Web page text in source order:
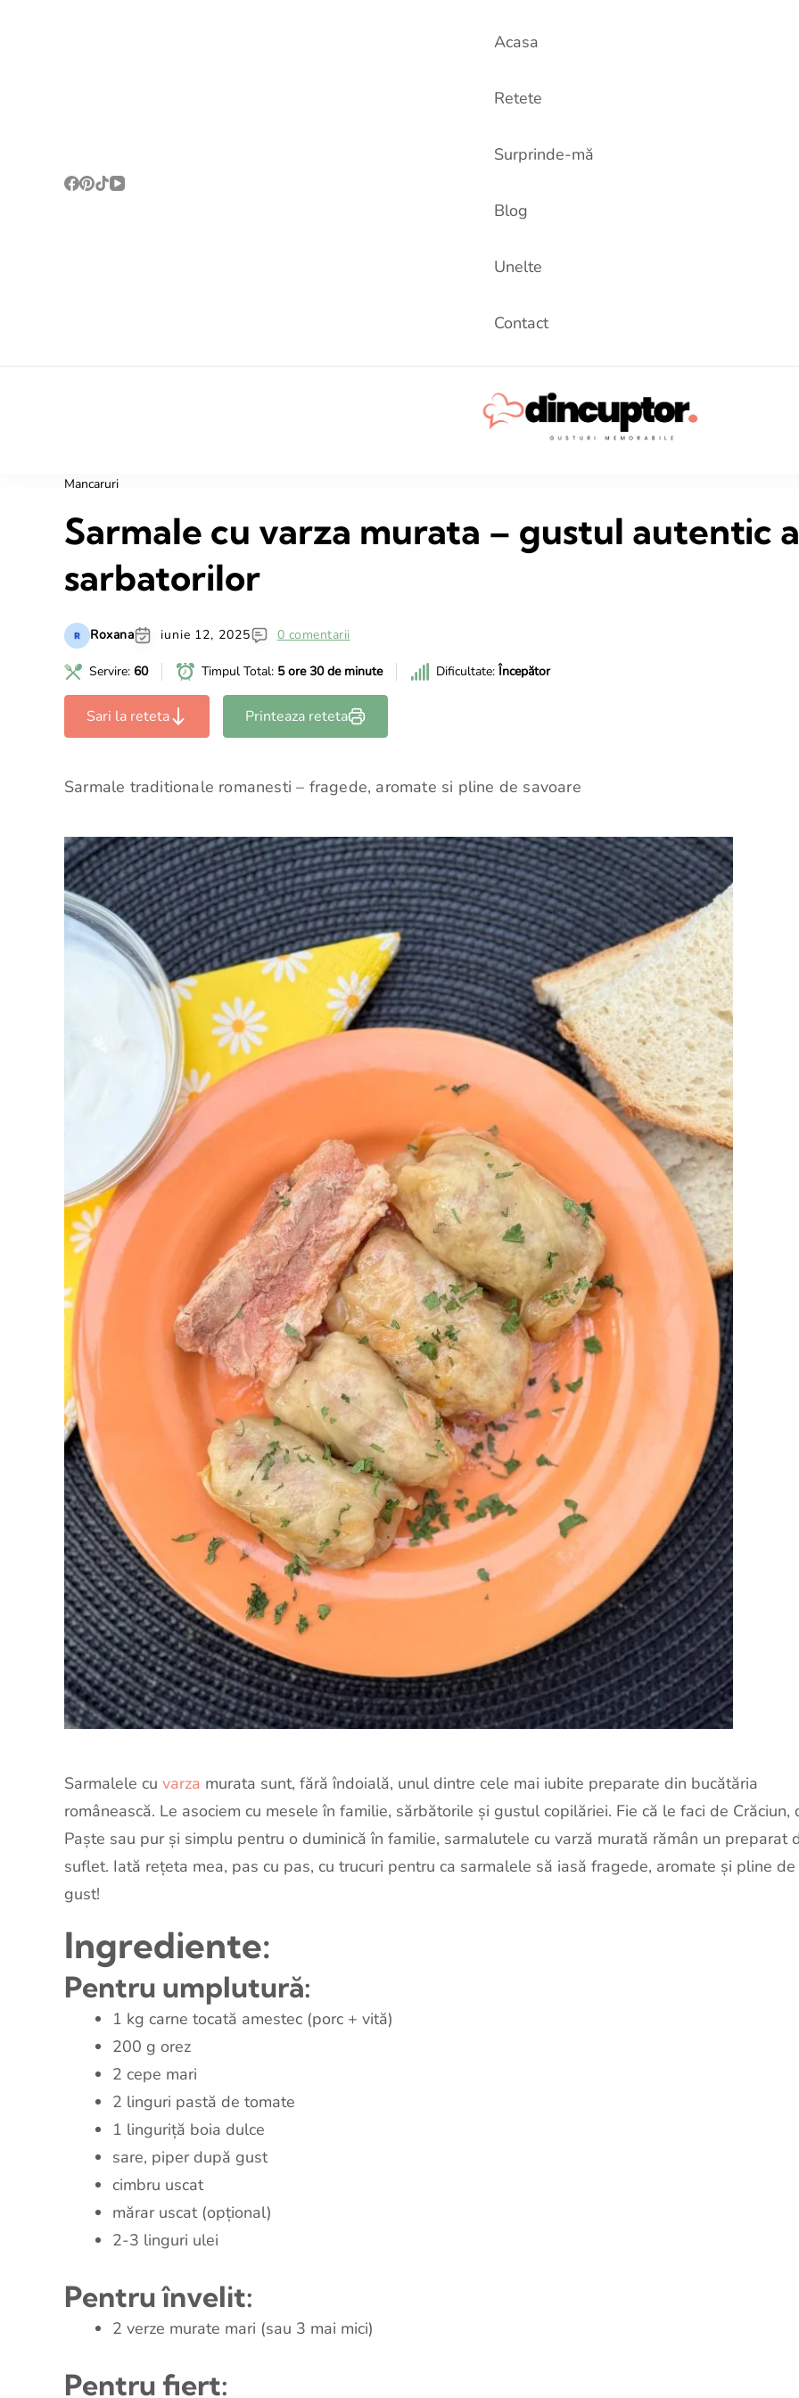
Acasa
Retete
Surprinde-mă
Blog
Unelte
Contact
Mancaruri
Sarmale cu varza murata – gustul autentic
sarbatorilor
Roxana iunie 12, 2025 0 comentarii
Servire: 60 Timpul Total: 5 ore 30 de minute Dificultate:Începător
Sari la reteta Printeaza reteta
Sarmale traditionale romanesti – fragede, aromate si pline de savoare
Sarmalele cu varza murata sunt, fără îndoială, unul dintre cele mai iubite preparate din bucătăria
românească. Le asociem cu mesele în familie, sărbătorile și gustul copilăriei. Fie că le faci de Crăciun,
Paște sau pur și simplu pentru o duminică în familie, sarmalutele cu varză murată rămân un preparat
suflet. Iată rețeta mea, pas cu pas, cu trucuri pentru ca sarmalele să iasă fragede, aromate și pline de
gust!
Ingrediente:
Pentru umplutură:
1 kg carne tocată amestec (porc + vită)
200 g orez
2 cepe mari
2 linguri pastă de tomate
1 linguriță boia dulce
sare, piper după gust
cimbru uscat
mărar uscat (opțional)
2-3 linguri ulei
Pentru învelit:
2 verze murate mari (sau 3 mai mici)
Pentru fiert: